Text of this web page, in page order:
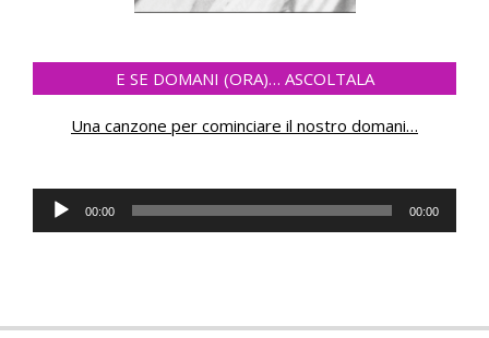
E SE DOMANI (ORA)… ASCOLTALA
Una canzone per cominciare il nostro domani…
Audio
Player
00:00 00:00